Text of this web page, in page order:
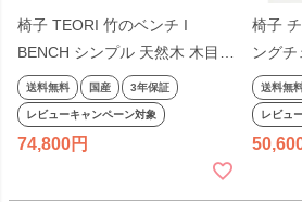
椅子 TEORI 竹のベンチ I
BENCH シンプル 天然木 木目
木製 ナチュラル テオリ 国産 日
本製
送料無料 国産 3年保証
レビューキャンペーン対象
74,800
椅子
ング
チェア
プル
製 ナ
送料無
レビュ